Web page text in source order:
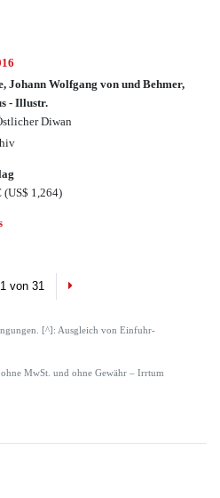
Johann Wolfgang von und Behmer,
- Illustr.
Diwan
(US$ 1,264)
von 31 Next
[^]: Ausgleich von Einfuhr-
MwSt. und ohne Gewähr – Irrtum